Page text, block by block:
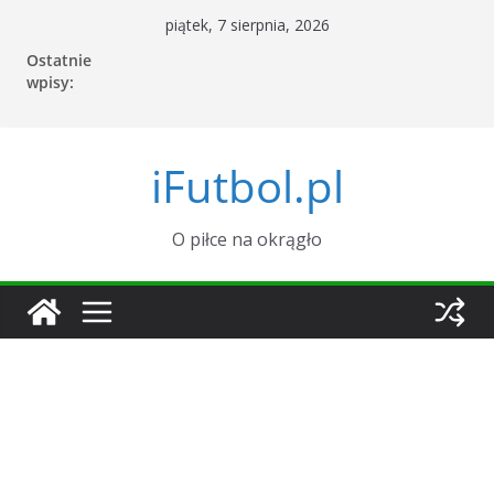
treści
piątek, 7 sierpnia, 2026
Ostatnie
wpisy:
iFutbol.pl
O piłce na okrągło